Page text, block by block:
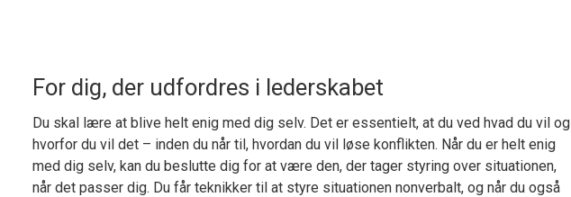
For dig, der udfordres i lederskabet
Du skal lære at blive helt enig med dig selv. Det er essentielt, at du ved hvad du vil og
hvorfor du vil det – inden du når til, hvordan du vil løse konflikten. Når du er helt enig
med dig selv, kan du beslutte dig for at være den, der tager styring over situationen,
når det passer dig. Du får teknikker til at styre situationen nonverbalt, og når du også